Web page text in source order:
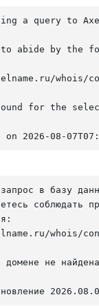
a query to
to abide by the
whois/
for the
2026-08-
в базу
соблюдать
whois/
домене не